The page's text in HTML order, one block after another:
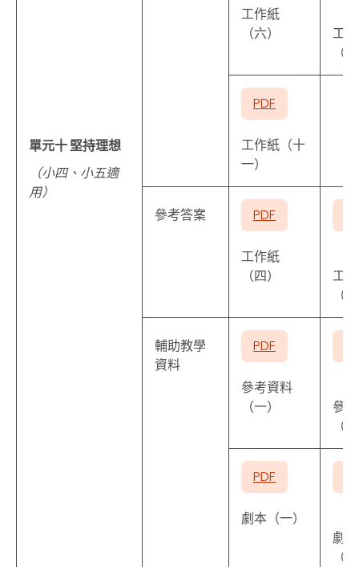
單元十 堅持理想
（小四、小五適
用）
工作紙
（六）
工
（
PDF
工作紙（十
一）
參考答案 PDF
工作紙
（四）
工
（
輔助教學
資料
PDF
參考資料
（一）
參
（
PDF
劇本（一）
劇本
（